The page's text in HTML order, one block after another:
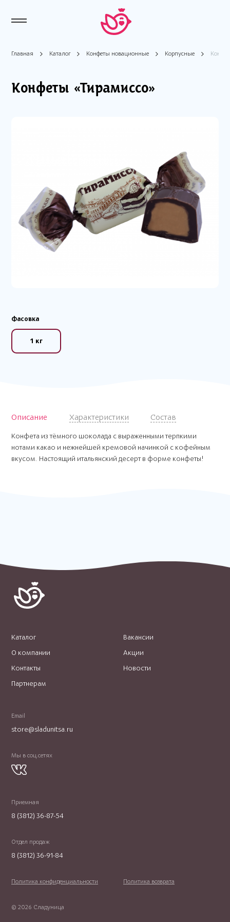
Главная Каталог Конфеты новационные Корпусные
Конфеты «Тирамиссо»
Фасовка
1 кг
Описание Характеристики Состав
Конфета из тёмного шоколада с выраженными терпкими
нотами какао и нежнейшей кремовой начинкой с кофейным
вкусом. Настоящий итальянский десерт в форме конфеты!
Каталог
О компании
Контакты
Партнерам
Вакансии
Акции
Новости
Email
store@sladunitsa.ru
Мы в соц.сетях
Приемная
8 (3812) 36-87-54
Отдел продаж
8 (3812) 36-91-84
© 2026 Сладуница
Политика конфиденциальности Политика возврата